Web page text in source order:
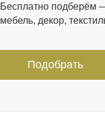
Бесплатно подберём
мебель, декор,
Подобрать